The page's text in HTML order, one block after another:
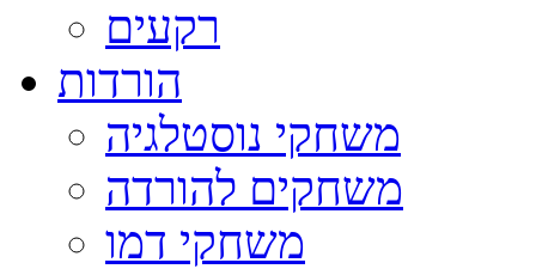
רקעים
הורדות
משחקי נוסטלגיה
משחקים להורדה
משחקי דמו